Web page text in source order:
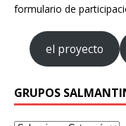
formulario de
el proyecto
GRUPOS